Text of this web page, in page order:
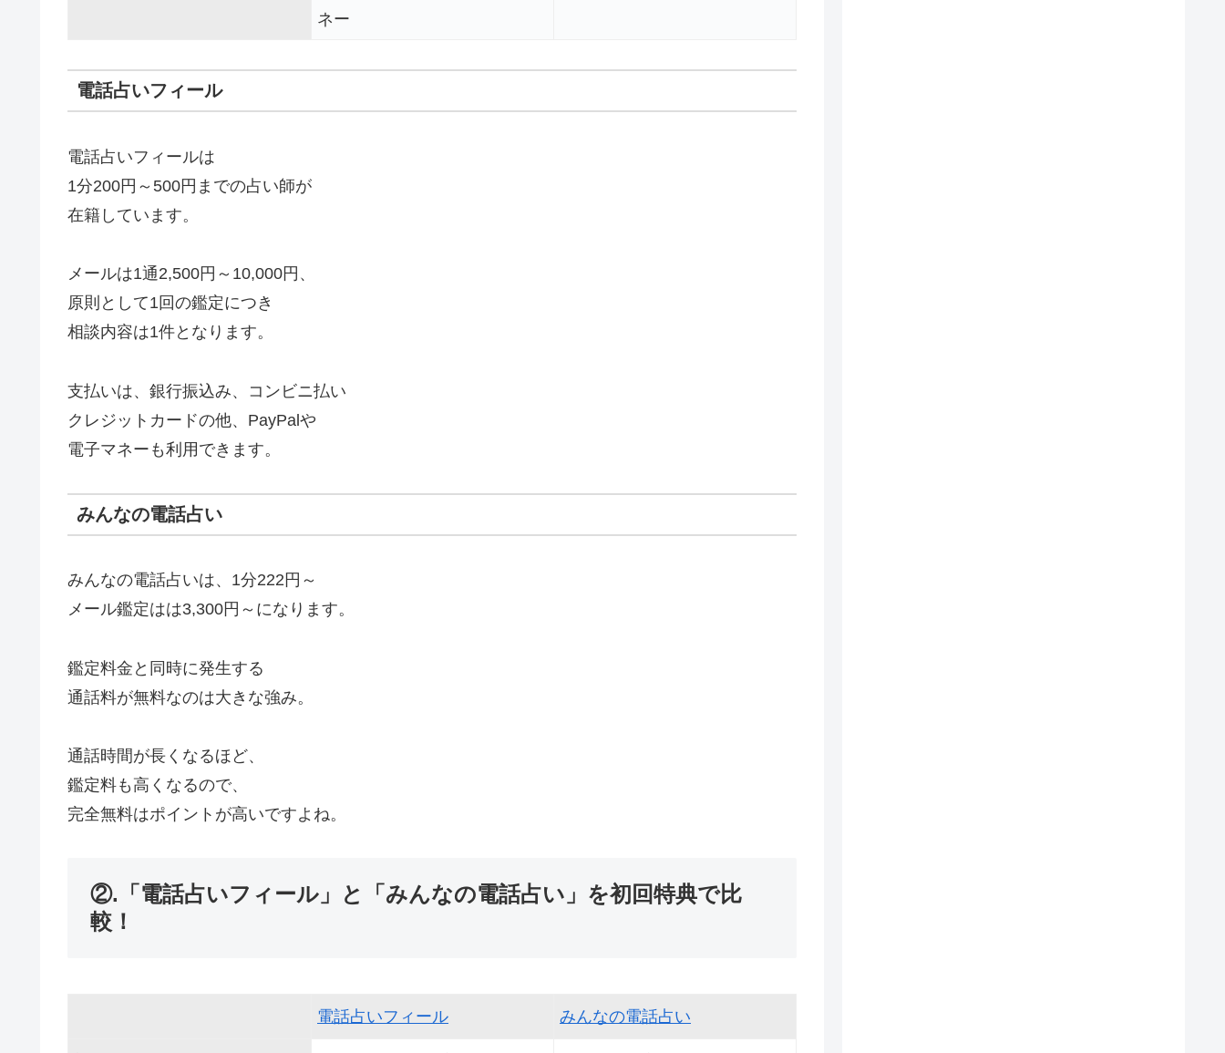
ネー
電話占いフィール
電話占いフィールは
1分200円～500円までの占い師が
在籍しています。
メールは1通2,500円～10,000円、
原則として1回の鑑定につき
相談内容は1件となります。
支払いは、銀行振込み、コンビニ払い
クレジットカードの他、PayPalや
電子マネーも利用できます。
みんなの電話占い
みんなの電話占いは、1分222円～
メール鑑定はは3,300円～になります。
鑑定料金と同時に発生する
通話料が無料なのは大きな強み。
通話時間が長くなるほど、
鑑定料も高くなるので、
完全無料はポイントが高いですよね。
②.「電話占いフィール」と「みんなの電話占い」を初回特典で比
較！
電話占いフィール みんなの電話占い